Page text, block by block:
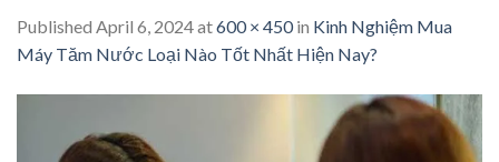
Published April 6, 2024at600 × 450in Kinh Nghiệm Mua
Máy Tăm Nước Loại Nào Tốt Nhất Hiện Nay?